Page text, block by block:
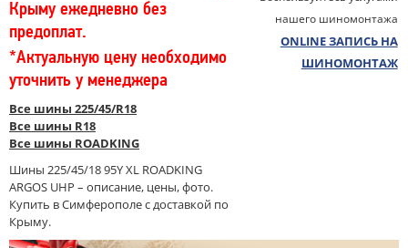
Крыму ежедневно без
предоплат.
*Актуальную цену необходимо
уточнить у менеджера
Все шины 225/45/R18
Все шины R18
Все шины ROADKING
Шины 225/45/18 95Y XL ROADKING
ARGOS UHP – описание, цены, фото.
Купить в Симферополе с доставкой по
Крыму.
нашего шиномонтажа
ONLINE ЗАПИСЬ НА
ШИНОМОНТАЖ